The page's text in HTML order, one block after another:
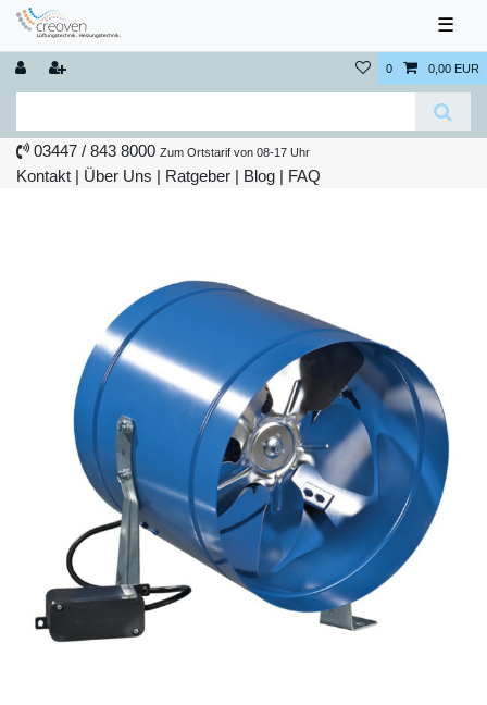
☰
0 0,00 EUR
03447 / 843 8000 Zum Ortstarif von 08-17 Uhr
Kontakt | Über Uns | Ratgeber | Blog | FAQ